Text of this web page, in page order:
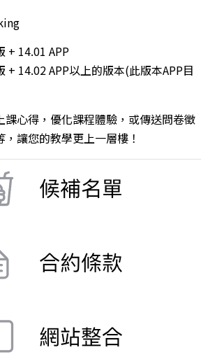
+ 14.01 APP
+ 14.02 APP以上的版本(此版本APP目
課心得，優化課程體驗，或傳送問卷徵
讓您的教學更上一層樓！